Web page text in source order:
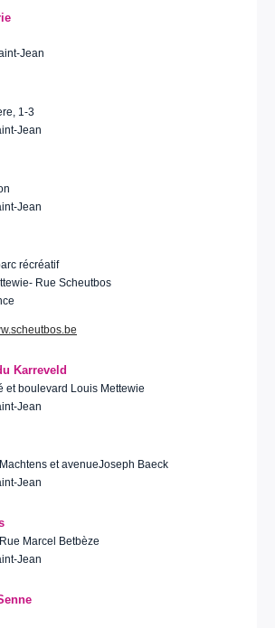
Jean
1-3
Jean
Jean
récréatif
Rue Scheutbos
Karreveld
et boulevard Louis Mettewie
Jean
et avenueJoseph Baeck
Jean
Marcel Betbèze
Jean